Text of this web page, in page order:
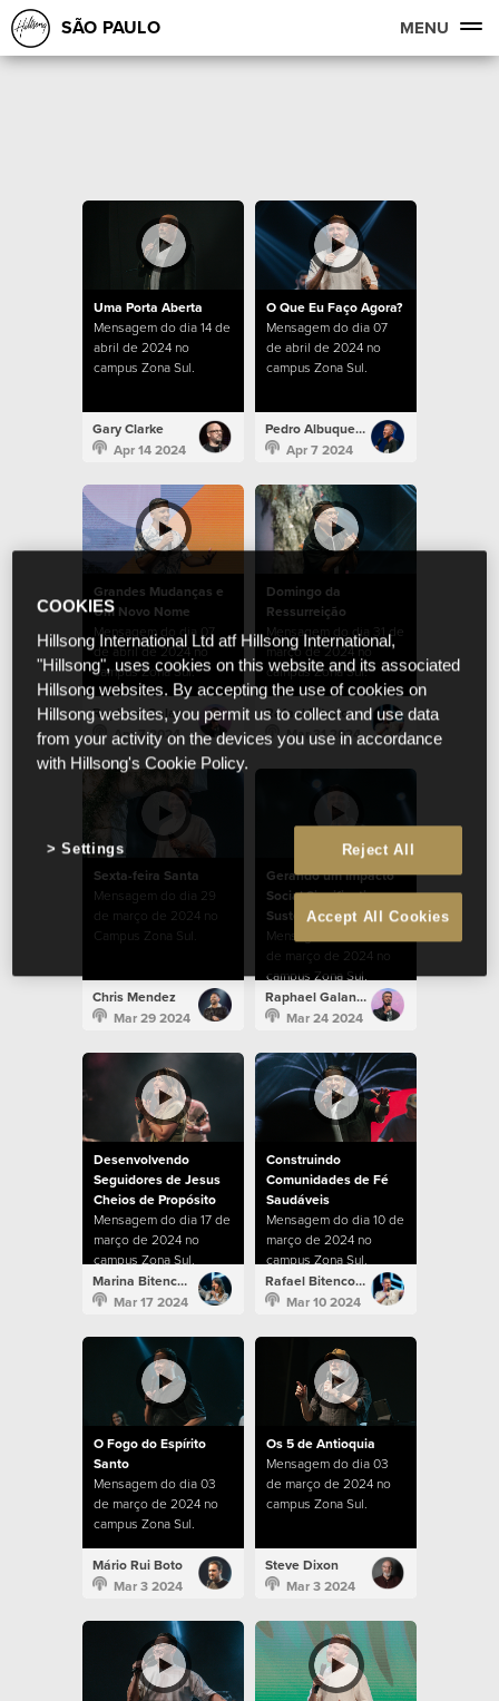
SÃO PAULO MENU
Uma Porta Aberta
Mensagem do dia 14 de
abril de 2024 no
campus Zona Sul.
Gary Clarke
Apr 14 2024
O Que Eu Faço Agora?
Mensagem do dia 07
de abril de 2024 no
campus Zona Sul.
Pedro Albuquerque
Apr 7 2024
Grandes Mudanças e
Um Novo Nome
Mensagem do dia 07
de abril de 2024 no
campus Zona Sul.
Raphael Galante
Apr 7 2024
Domingo da
Ressurreição
Mensagem do dia 31 de
março de 2024 no
campus Zona Sul.
Rafael Bitencourt
Mar 31 2024
Sexta-feira Santa
Mensagem do dia 29
de março de 2024 no
Campus Zona Sul.
Chris Mendez
Mar 29 2024
Gerando um Impacto
Social Significativo e
Sustentável
Mensagem do dia 24
de março de 2024 no
campus Zona Sul.
Raphael Galante
Mar 24 2024
Desenvolvendo
Seguidores de Jesus
Cheios de Propósito
Mensagem do dia 17 de
março de 2024 no
campus Zona Sul.
Marina Bitencourt
Mar 17 2024
Construindo
Comunidades de Fé
Saudáveis
Mensagem do dia 10 de
março de 2024 no
campus Zona Sul.
Rafael Bitencourt
Mar 10 2024
O Fogo do Espírito
Santo
Mensagem do dia 03
de março de 2024 no
campus Zona Sul.
Mário Rui Boto
Mar 3 2024
Os 5 de Antioquia
Mensagem do dia 03
de março de 2024 no
campus Zona Sul.
Steve Dixon
Mar 3 2024
COOKIES
Hillsong International Ltd atf Hillsong International,
"Hillsong", uses cookies on this website and its associated
Hillsong websites. By accepting the use of cookies on
Hillsong websites, you permit us to collect and use data
from your activity on the devices you use in accordance
with Hillsong's Cookie Policy.
Reject All
Accept All Cookies
Settings